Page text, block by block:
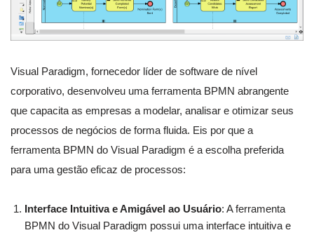
Visual Paradigm, fornecedor líder de software de nível
corporativo, desenvolveu uma ferramenta BPMN abrangente
que capacita as empresas a modelar, analisar e otimizar seus
processos de negócios de forma fluida. Eis por que a
ferramenta BPMN do Visual Paradigm é a escolha preferida
para uma gestão eficaz de processos:
Interface Intuitiva e Amigável ao Usuário: A ferramenta
BPMN do Visual Paradigm possui uma interface intuitiva e